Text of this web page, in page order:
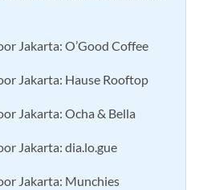
Jakarta: O’Good Coffee
Jakarta: Hause Rooftop
Jakarta: Ocha & Bella
Jakarta: dia.lo.gue
Jakarta: Munchies